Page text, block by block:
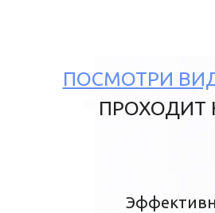
ПОСМОТРИ
ПРОХОДИТ